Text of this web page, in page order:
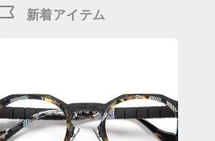
新着アイテム